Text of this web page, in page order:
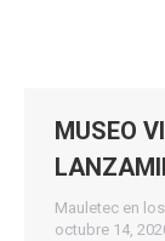
MUSEO
Mauletec en
octubre 14,